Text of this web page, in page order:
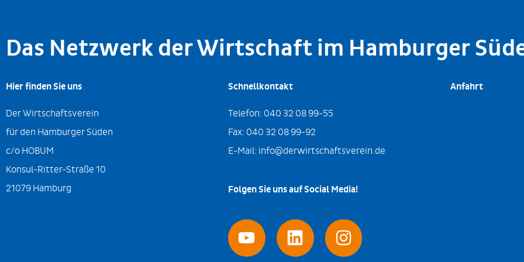
Das Netzwerk der Wirtschaft im Hamburger
Hier finden Sie uns
Der Wirtschaftsverein
für den Hamburger Süden
c/o HOBUM
Konsul-Ritter-Straße 10
21079 Hamburg
Schnellkontakt
Telefon: 040 32 08 99-55
Fax: 040 32 08 99-92
E-Mail: info@derwirtschaftsverein.de
Folgen Sie uns auf Social Media!
Anfahrt